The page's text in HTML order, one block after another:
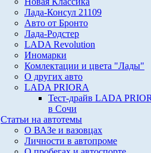
Лада-Консул 21109
Авто от Бронто
Лада-Родстер
LADA Revolution
Иномарки
Комлектации и цвета "Лады"
О других авто
LADA PRIORA
Тест-драйв LADA
в Сочи
Статьи на автотемы
О ВАЗе и вазовцах
Личности в автопроме